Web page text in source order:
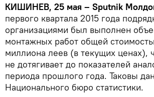
КИШИНЕВ, 25 мая – Sputnik
первого квартала 2015 года
организациями был выполнен
монтажных работ общей
миллиона леев (в текущих ценах),
не дотягивает до показателей
периода прошлого года. Таковы
Национального бюро статистики.